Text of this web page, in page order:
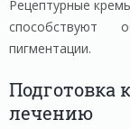
Рецептурные
способствуют
пигментации.
Подготовка
лечению